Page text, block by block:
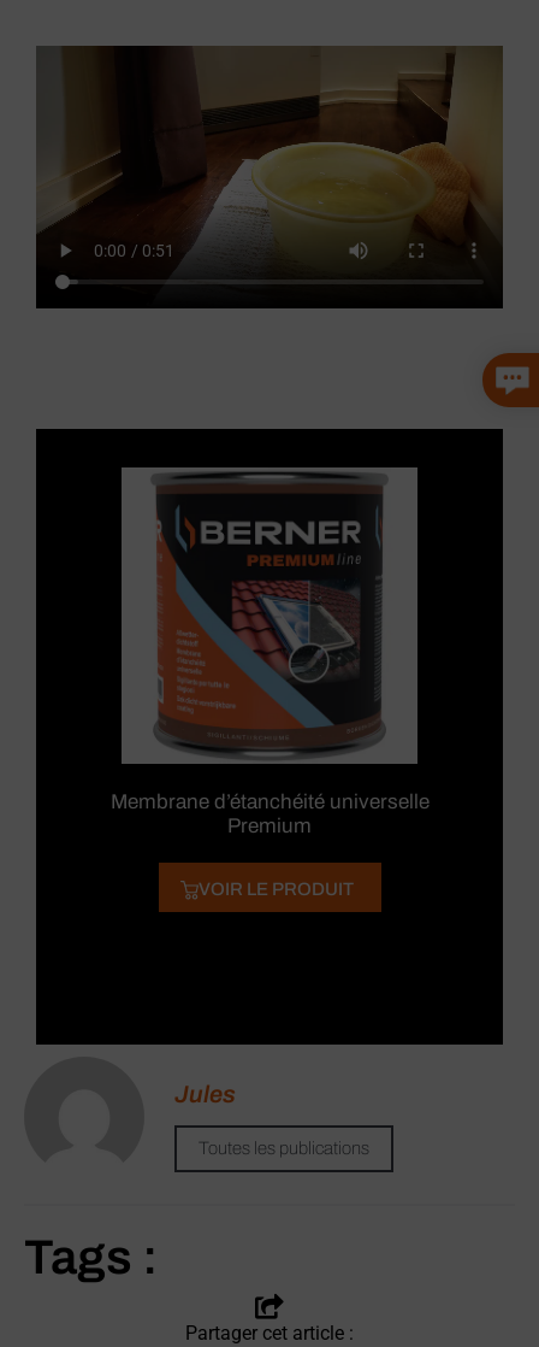
Membrane d’étanchéité universelle
Premium
VOIR LE PRODUIT
Jules
Toutes les publications
Tags :
Partager cet article :